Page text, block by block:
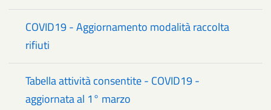
COVID19 - Aggiornamento modalità raccolta
rifiuti
Tabella attività consentite - COVID19 -
aggiornata al 1° marzo